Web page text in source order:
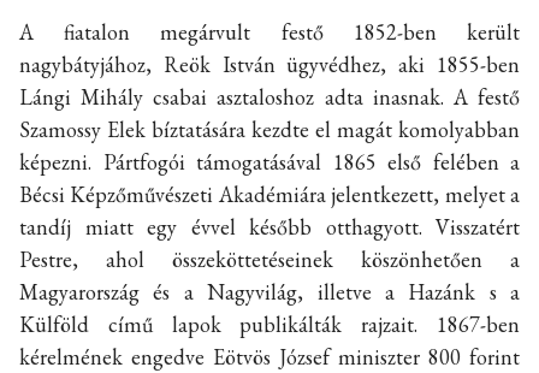
A fiatalon megárvult festő 1852-ben került
nagybátyjához, Reök István ügyvédhez, aki 1855-ben
Lángi Mihály csabai asztaloshoz adta inasnak. A festő
Szamossy Elek bíztatására kezdte el magát komolyabban
képezni. Pártfogói támogatásával 1865 első felében a
Bécsi Képzőművészeti Akadémiára jelentkezett, melyet a
tandíj miatt egy évvel később otthagyott. Visszatért
Pestre, ahol összeköttetéseinek köszönhetően a
Magyarország és a Nagyvilág, illetve a Hazánk s a
Külföld című lapok publikálták rajzait. 1867-ben
kérelmének engedve Eötvös József miniszter 800 forint